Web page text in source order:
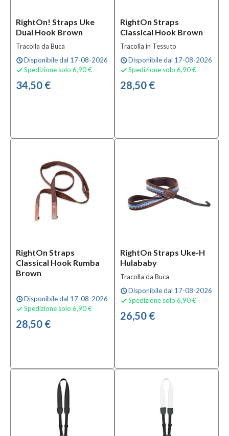
Colore
(1)
(3)
Materiale
prodotti
disponibili
RightOn! Straps Uke
Dual Hook Brown
Tracolla da Buca
scheduleDisponibile dal 17-08-2026
 Spedizione solo 6,90 €
34,50 €
RightOn Straps
Classical Hook Brown
Tracolla in Tessuto
scheduleDisponibile dal 17-08-2026
 Spedizione solo 6,90 €
28,50 €
RightOn Straps
Classical Hook Rumba
Brown
scheduleDisponibile dal 17-08-2026
 Spedizione solo 6,90 €
28,50 €
RightOn Straps Uke-H
Hulababy
Tracolla da Buca
scheduleDisponibile dal 17-08-2026
 Spedizione solo 6,90 €
26,50 €